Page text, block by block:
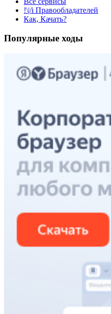
!\|/i Правообладателей
Как, Качать?
Популярные ходы